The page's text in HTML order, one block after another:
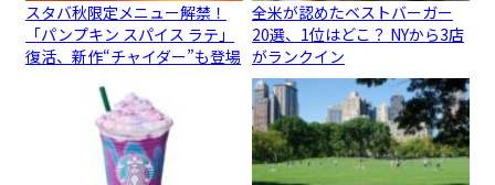
スタバ秋限定メニュー解禁！
「パンプキン スパイス ラテ」
復活、新作“チャイダー”も登場
全米が認めたベストバーガー
20選、1位はどこ？ NYから3店
がランクイン